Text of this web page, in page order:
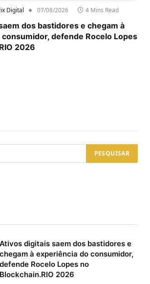
Digital 07/08/2026 4 Mins Read
dos bastidores e chegam à
defende Rocelo Lopes
2026
Ativos digitais saem dos bastidores e
chegam à experiência do consumidor,
defende Rocelo Lopes no
Blockchain.RIO 2026